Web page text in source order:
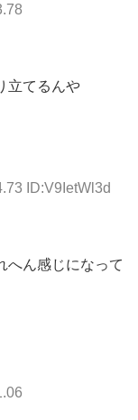
立てるんや
ID:V9IetWl3d
へん感じになって